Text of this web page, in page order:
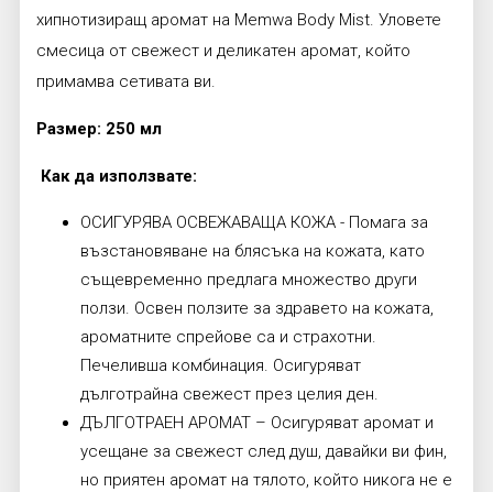
хипнотизиращ аромат на Memwa Body Mist. Уловете
смесица от свежест и деликатен аромат, който
примамва сетивата ви.
Размер: 250 мл
Как да използвате:
ОСИГУРЯВА ОСВЕЖАВАЩА КОЖА - Помага за
възстановяване на блясъка на кожата, като
същевременно предлага множество други
ползи. Освен ползите за здравето на кожата,
ароматните спрейове са и страхотни.
Печеливша комбинация. Осигуряват
дълготрайна свежест през целия ден.
ДЪЛГОТРАЕН АРОМАТ – Осигуряват аромат и
усещане за свежест след душ, давайки ви фин,
но приятен аромат на тялото, който никога не е